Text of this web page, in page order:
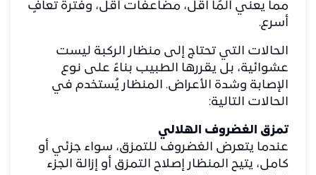
مما يعني ألمًا أقل، مضاعفات أقل، وفترة تعافٍ
أسرع.
الحالات التي تحتاج إلى منظار الركبة ليست
عشوائية، بل يقررها الطبيب بناءً على نوع
الإصابة وشدة الأعراض. المنظار يُستخدم في
الحالات التالية:
تمزق الغضروف الهلالي
عندما يتعرض الغضروف للتمزق، سواء جزئي أو
كامل، يتيح المنظار إصلاح التمزق أو إزالة الجزء